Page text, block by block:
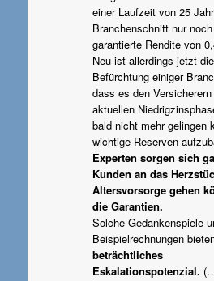
einer Laufzeit von 25
Branchenschnitt nur
garantierte Rendite von
Neu ist allerdings jetzt die
Befürchtung einiger
dass es den
aktuellen
bald nicht mehr gelingen
wichtige Reserven
Experten sorgen sich
Kunden an das
Altersvorsorge gehen
die Garantien.
Solche Gedankenspiele
Beispielrechnungen
beträchtliches
Eskalationspotenzial.